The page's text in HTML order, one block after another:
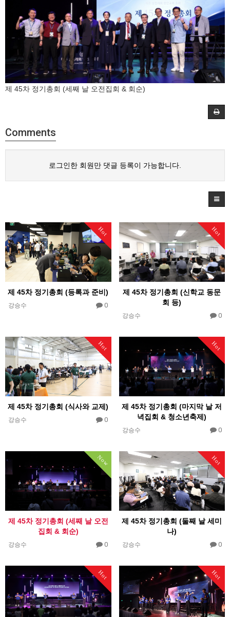
제 45차 정기총회 (세째 날 오전집회 & 회순)
Comments
로그인한 회원만 댓글 등록이 가능합니다.
Hot
제 45차 정기총회 (등록과 준비)
강승수 0
Hot
제 45차 정기총회 (신학교 동문
회 등)
강승수 0
Hot
제 45차 정기총회 (식사와 교제)
강승수 0
Hot
제 45차 정기총회 (마지막 날 저
녁집회 & 청소년축제)
강승수 0
Now
제 45차 정기총회 (세째 날 오전
집회 & 회순)
강승수 0
Hot
제 45차 정기총회 (둘째 날 세미
나)
강승수 0
Hot Hot